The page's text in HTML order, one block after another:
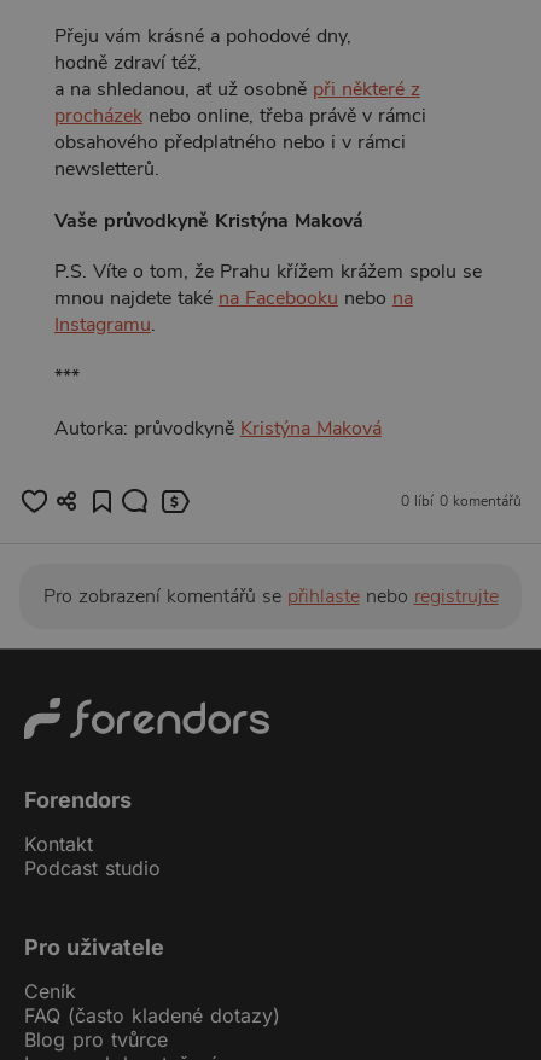
Přeju vám krásné a pohodové dny,
hodně zdraví též,
a na shledanou, ať už osobně při některé z
procházeknebo online, třeba právě v rámci
obsahového předplatného nebo i v rámci
newsletterů.
Vaše průvodkyně Kristýna Maková
P.S. Víte o tom, že Prahu křížem krážem spolu se
mnou najdete také na Facebookunebo na
Instagramu.
***
Autorka: průvodkyně Kristýna Maková
0 líbí 0 komentářů
Pro zobrazení komentářů se přihlastenebo registrujte
Forendors
Kontakt
Podcast studio
Pro uživatele
Ceník
FAQ (často kladené dotazy)
Blog pro tvůrce